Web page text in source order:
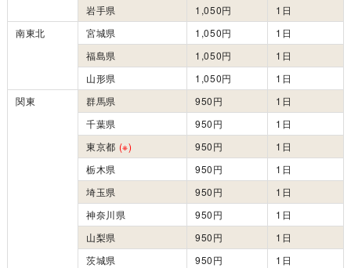
岩手県
1,050円
1日
南東北
宮城県 1,050円
1日
福島県
1,050円
1日
山形県
1,050円
1日
関東
群馬県 950円
1日
千葉県
950円
1日
東京都 (※) 950円
1日
栃木県
950円
1日
埼玉県
950円
1日
神奈川県
950円
1日
山梨県
950円
1日
茨城県
950円
1日